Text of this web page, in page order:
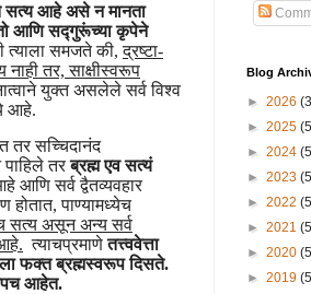
सत्य आहे असे न मानता
आणि सद्गुरूंच्या कृपेने
त्याला समजते की,द्रष्टा-
नाही तर, साक्षीस्वरूप
युक्त असलेले सर्व विश्व
आहे.
तर सच्चिदानंद
पाहिले तरब्रह्मएव सत्यं
सर्व द्वैतव्यवहार
होतात, पाण्यामध्येच
सत्य असून अन्य सर्व
त्याचप्रमाणेतत्त्ववेत्ता
फक्त ब्रह्मस्वरूप दिसते.
आहेत.
Blog
► 2026
► 2025
► 2024
► 2023
► 2022
► 2021
► 2020
► 2019